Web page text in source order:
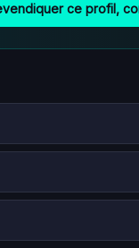
ce profil,